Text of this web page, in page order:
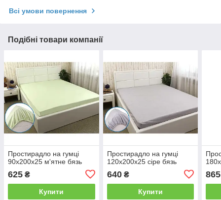
Всі умови повернення
Подібні товари компанії
Простирадло на гумці
90х200х25 м'ятне бязь
625 ₴
Купити
Простирадло на гумці
120х200х25 сіре бязь
640₴
Купити
865